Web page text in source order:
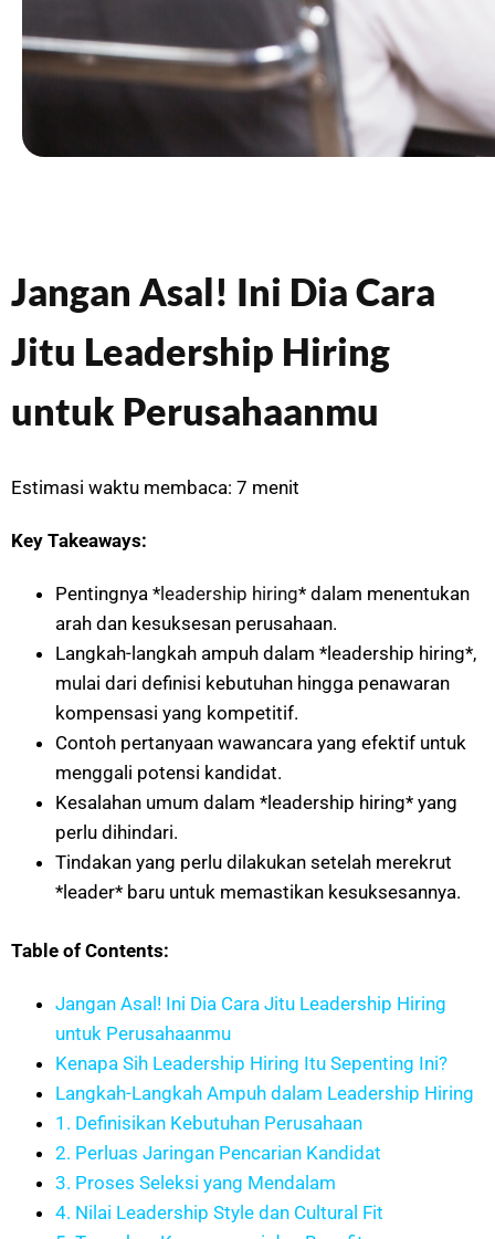
Jangan Asal! Ini Dia Cara
Jitu Leadership Hiring
untuk Perusahaanmu
Estimasi waktu membaca: 7 menit
Key Takeaways:
Pentingnya * leadership hiring* dalam menentukan
arah dan kesuksesan perusahaan.
Langkah-langkah ampuh dalam *leadership hiring*,
mulai dari definisi kebutuhan hingga penawaran
kompensasi yang kompetitif.
Contoh pertanyaan wawancara yang efektif untuk
menggali potensi kandidat.
Kesalahan umum dalam *leadership hiring* yang
perlu dihindari.
Tindakan yang perlu dilakukan setelah merekrut
*leader* baru untuk memastikan kesuksesannya.
Table of Contents:
Jangan Asal! Ini Dia Cara Jitu Leadership Hiring
untuk Perusahaanmu
Kenapa Sih Leadership Hiring Itu Sepenting Ini?
Langkah-Langkah Ampuh dalam Leadership Hiring
1. Definisikan Kebutuhan Perusahaan
2. Perluas Jaringan Pencarian Kandidat
3. Proses Seleksi yang Mendalam
4. Nilai Leadership Style dan Cultural Fit